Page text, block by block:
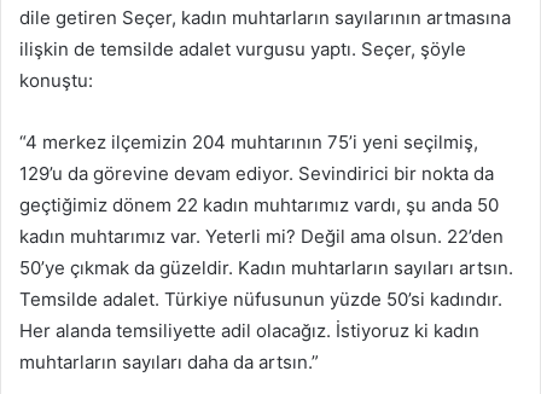
dile getiren Seçer, kadın muhtarların sayılarının artmasına
ilişkin de temsilde adalet vurgusu yaptı. Seçer, şöyle
konuştu:
“4 merkez ilçemizin 204 muhtarının 75’i yeni seçilmiş,
129’u da görevine devam ediyor. Sevindirici bir nokta da
geçtiğimiz dönem 22 kadın muhtarımız vardı, şu anda 50
kadın muhtarımız var. Yeterli mi? Değil ama olsun. 22’den
50’ye çıkmak da güzeldir. Kadın muhtarların sayıları artsın.
Temsilde adalet. Türkiye nüfusunun yüzde 50’si kadındır.
Her alanda temsiliyette adil olacağız. İstiyoruz ki kadın
muhtarların sayıları daha da artsın.”